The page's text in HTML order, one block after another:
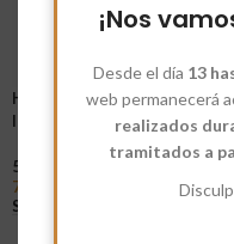
¡Nos
Desde el día 13
web permanecerá
realizados
tramitados a
Harina Ecológica
Integral
5
7,60
Seleccionar Opciones